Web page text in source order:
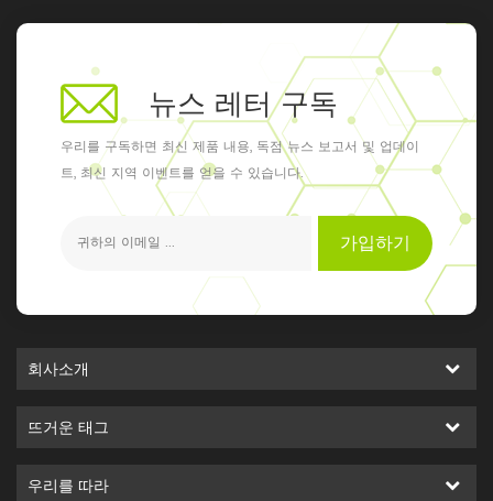
뉴스 레터 구독
우리를 구독하면 최신 제품 내용, 독점 뉴스 보고서 및 업데이
트, 최신 지역 이벤트를 얻을 수 있습니다.
가입하기
회사소개
뜨거운 태그
우리를 따라